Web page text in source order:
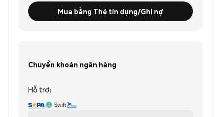
Mua bằng Thẻ tín dụng/Ghi nợ
Chuyển khoản ngân hàng
Hỗ trợ: